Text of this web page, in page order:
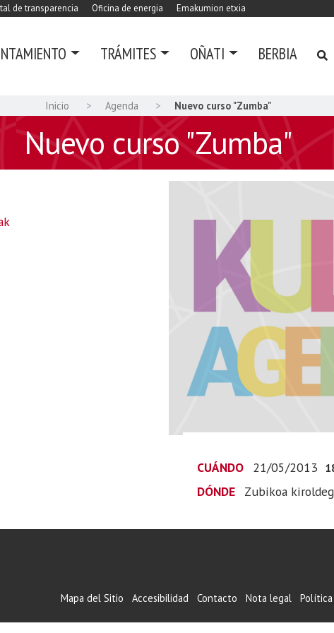
de transparencia Oficina de energia Emakumion etxia
TRÁMITES OÑATI BERBIA
Inicio Agenda Nuevo curso "Zumba"
Nuevo curso "Zumba"
CUÁNDO 21/05/2013
DÓNDE Zubikoa
Mapa del Sitio Accesibilidad Contacto Nota legal